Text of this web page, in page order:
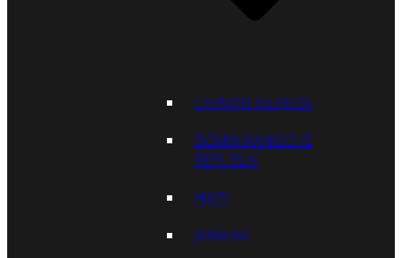
CAYMAN ISLANDS
DOMINIKANISCHE
REPUBLIK
HAITI
JAMAIKA